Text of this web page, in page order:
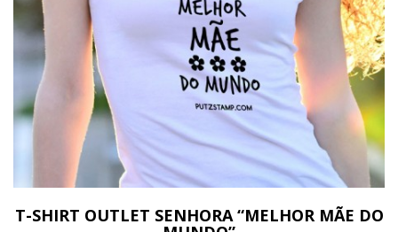
T-SHIRT OUTLET SENHORA “MELHOR MÃE DO